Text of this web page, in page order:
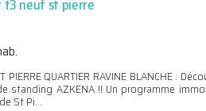
t3 neuf st pierre
PIERRE QUARTIER RAVINE BLANCHE :
standing AZKENA !! Un programme
St Pi...